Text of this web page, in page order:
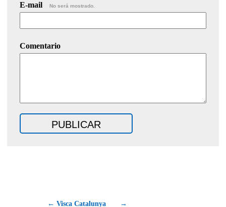
E-mail No será mostrado.
Comentario
← Visca Catalunya →